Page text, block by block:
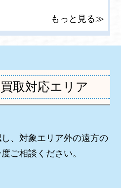
もっと見る≫
取対応エリア
、対象エリア外の遠方の
ご相談ください。